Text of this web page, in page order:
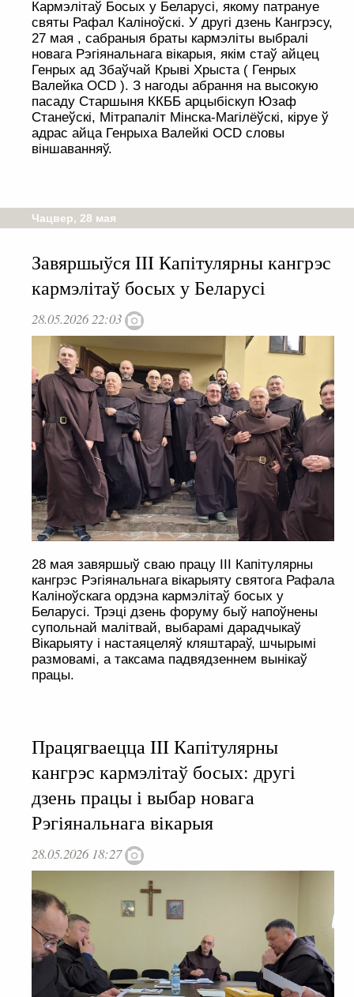
Кармэлітаў Босых у Беларусі, якому патрануе
святы Рафал Каліноўскі. У другі дзень Кангрэсу,
27 мая , сабраныя браты кармэліты выбралі
новага Рэгіянальнага вікарыя, якім стаў айцец
Генрых ад Збаўчай Крыві Хрыста ( Генрых
Валейка OCD ). З нагоды абрання на высокую
пасаду Старшыня ККББ арцыбіскуп Юзаф
Станеўскі, Мітрапаліт Мінска-Магілёўскі, кіруе ў
адрас айца Генрыха Валейкі OCD словы
віншаванняў.
Чацвер, 28 мая
Завяршыўся III Капітулярны кангрэс
кармэлітаў босых у Беларусі
28.05.2026 22:03
28 мая завяршыў сваю працу ІІІ Капітулярны
кангрэс Рэгіянальнага вікарыяту святога Рафала
Каліноўскага ордэна кармэлітаў босых у
Беларусі. Трэці дзень форуму быў напоўнены
супольнай малітвай, выбарамі дарадчыкаў
Вікарыяту і настаяцеляў кляштараў, шчырымі
размовамі, а таксама падвядзеннем вынікаў
працы.
Працягваецца III Капітулярны
кангрэс кармэлітаў босых: другі
дзень працы і выбар новага
Рэгіянальнага вікарыя
28.05.2026 18:27